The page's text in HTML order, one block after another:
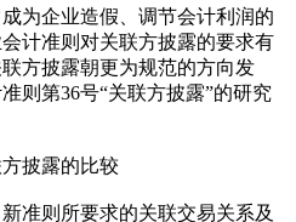
企业造假、调节会计利润的
计准则对关联方披露的要求有
方披露朝更为规范的方向发
则第36号“关联方披露”的研究
披露的比较
则所要求的关联交易关系及